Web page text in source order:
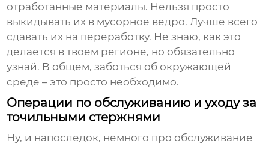
отработанные материалы. Нельзя просто
выкидывать их в мусорное ведро. Лучше всего
сдавать их на переработку. Не знаю, как это
делается в твоем регионе, но обязательно
узнай. В общем, заботься об окружающей
среде – это просто необходимо.
Операции по обслуживанию и уходу за
точильными стержнями
Ну, и напоследок, немного про обслуживание